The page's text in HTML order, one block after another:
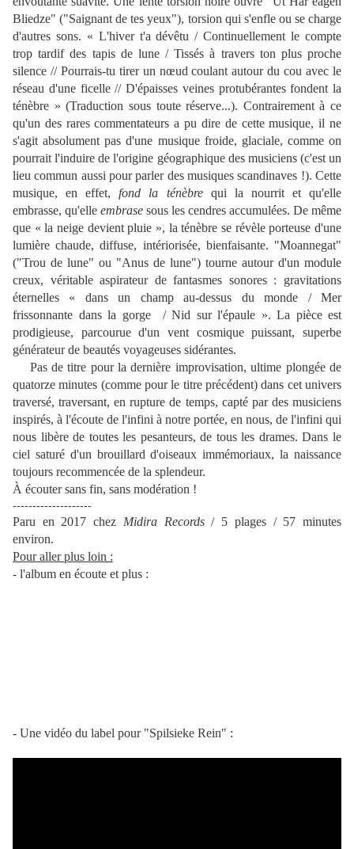
Bliedze" ("Saignant de tes yeux"), torsion qui s'enfle ou se charge
d'autres sons. « L'hiver t'a dévêtu / Continuellement le compte
trop tardif des tapis de lune / Tissés à travers ton plus proche
silence // Pourrais-tu tirer un nœud coulant autour du cou avec le
réseau d'une ficelle // D'épaisses veines protubérantes fondent la
ténèbre » (Traduction sous toute réserve...). Contrairement à ce
qu'un des rares commentateurs a pu dire de cette musique, il ne
s'agit absolument pas d'une musique froide, glaciale, comme on
pourrait l'induire de l'origine géographique des musiciens (c'est un
lieu commun aussi pour parler des musiques scandinaves !). Cette
musique, en effet,fond la ténèbrequi la nourrit et qu'elle
embrasse, qu'elle embrase sous les cendres accumulées. De même
que « la neige devient pluie », la ténèbre se révèle porteuse d'une
lumière chaude, diffuse, intériorisée, bienfaisante. "Moannegat"
("Trou de lune" ou "Anus de lune") tourne autour d'un module
creux, véritable aspirateur de fantasmes sonores : gravitations
éternelles « dans un champ au-dessus du monde / Mer
frissonnante dans la gorge / Nid sur l'épaule ». La pièce est
prodigieuse, parcourue d'un vent cosmique puissant, superbe
générateur de beautés voyageuses sidérantes.
Pas de titre pour la dernière improvisation, ultime plongée de
quatorze minutes (comme pour le titre précédent) dans cet univers
traversé, traversant, en rupture de temps, capté par des musiciens
inspirés, à l'écoute de l'infini à notre portée, en nous, de l'infini qui
nous libère de toutes les pesanteurs, de tous les drames. Dans le
ciel saturé d'un brouillard d'oiseaux immémoriaux, la naissance
toujours recommencée de la splendeur.
À écouter sans fin, sans modération !
--------------------
Paru en 2017 chez Midira Records/ 5 plages / 57 minutes
environ.
Pour aller plus loin :
- l'album en écoute et plus :
- Une vidéo du label pour "Spilsieke Rein" :